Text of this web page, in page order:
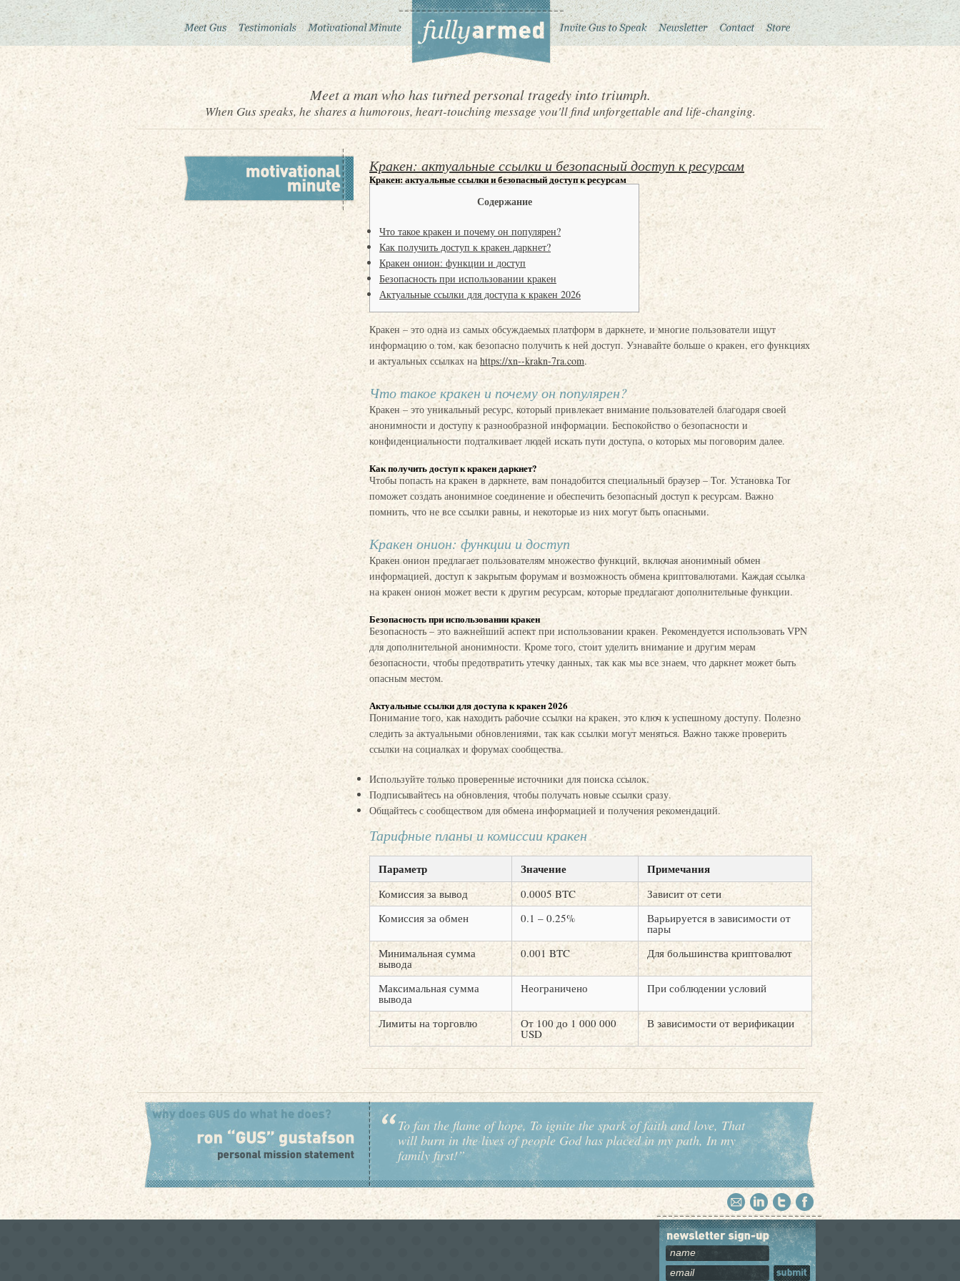
Meet a man who has turned personal tragedy into triumph.
When Gus speaks, he shares a humorous, heart-touching message you'll find unforgettable and life-changing.
Кракен: актуальные ссылки и безопасный доступ к ресурсам
Кракен: актуальные ссылки и безопасный доступ к ресурсам
Содержание
Что такое кракен и почему он популярен?
Как получить доступ к кракен даркнет?
Кракен онион: функции и доступ
Безопасность при использовании кракен
Актуальные ссылки для доступа к кракен 2026
Кракен – это одна из самых обсуждаемых платформ в даркнете, и многие пользователи ищут
информацию о том, как безопасно получить к ней доступ. Узнавайте больше о кракен, его функциях
и актуальных ссылках на https://xn--krakn-7ra.com.
Что такое кракен и почему он популярен?
Кракен – это уникальный ресурс, который привлекает внимание пользователей благодаря своей
анонимности и доступу к разнообразной информации. Беспокойство о безопасности и
конфиденциальности подталкивает людей искать пути доступа, о которых мы поговорим далее.
Как получить доступ к кракен даркнет?
Чтобы попасть на кракен в даркнете, вам понадобится специальный браузер – Tor. Установка Tor
поможет создать анонимное соединение и обеспечить безопасный доступ к ресурсам. Важно
помнить, что не все ссылки равны, и некоторые из них могут быть опасными.
Кракен онион: функции и доступ
Кракен онион предлагает пользователям множество функций, включая анонимный обмен
информацией, доступ к закрытым форумам и возможность обмена криптовалютами. Каждая ссылка
на кракен онион может вести к другим ресурсам, которые предлагают дополнительные функции.
Безопасность при использовании кракен
Безопасность – это важнейший аспект при использовании кракен. Рекомендуется использовать VPN
для дополнительной анонимности. Кроме того, стоит уделить внимание и другим мерам
безопасности, чтобы предотвратить утечку данных, так как мы все знаем, что даркнет может быть
опасным местом.
Актуальные ссылки для доступа к кракен 2026
Понимание того, как находить рабочие ссылки на кракен, это ключ к успешному доступу. Полезно
следить за актуальными обновлениями, так как ссылки могут меняться. Важно также проверить
ссылки на социалках и форумах сообщества.
Используйте только проверенные источники для поиска ссылок.
Подписывайтесь на обновления, чтобы получать новые ссылки сразу.
Общайтесь с сообществом для обмена информацией и получения рекомендаций.
Тарифные планы и комиссии кракен
Параметр Значение Примечания
Комиссия за вывод 0.0005 BTC
Зависит от сети
Комиссия за обмен
0.1 – 0.25% Варьируется в зависимости от
пары
Минимальная сумма
вывода
0.001 BTC Для большинства криптовалют
Максимальная сумма
вывода
Неограничено При соблюдении условий
Лимиты на торговлю От 100 до 1 000 000
USD
В зависимости от верификации
To fan the flame of hope, To ignite the spark of faith and love, That
will burn in the lives of people God has placed in my path, In my
family first!”